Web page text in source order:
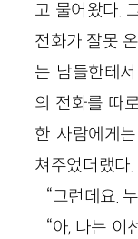
고 물어왔다.
전화가 잘못
는 남들한테
의 전화를 따
한 사람에게
쳐주었더랬다.
“그런데요.
“아, 나는 이